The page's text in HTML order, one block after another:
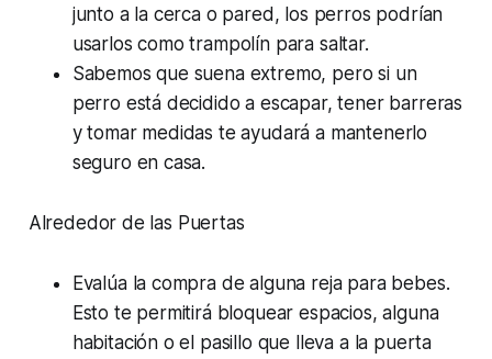
junto a la cerca o pared, los perros podrían
usarlos como trampolín para saltar.
Sabemos que suena extremo, pero si un
perro está decidido a escapar, tener barreras
y tomar medidas te ayudará a mantenerlo
seguro en casa.
Alrededor de las Puertas
Evalúa la compra de alguna reja para bebes.
Esto te permitirá bloquear espacios, alguna
habitación o el pasillo que lleva a la puerta